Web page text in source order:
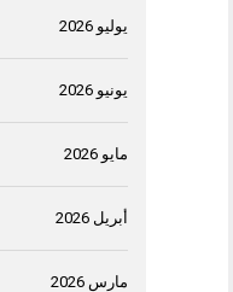
يوليو 2026
يونيو 2026
مايو 2026
أبريل 2026
مارس 2026